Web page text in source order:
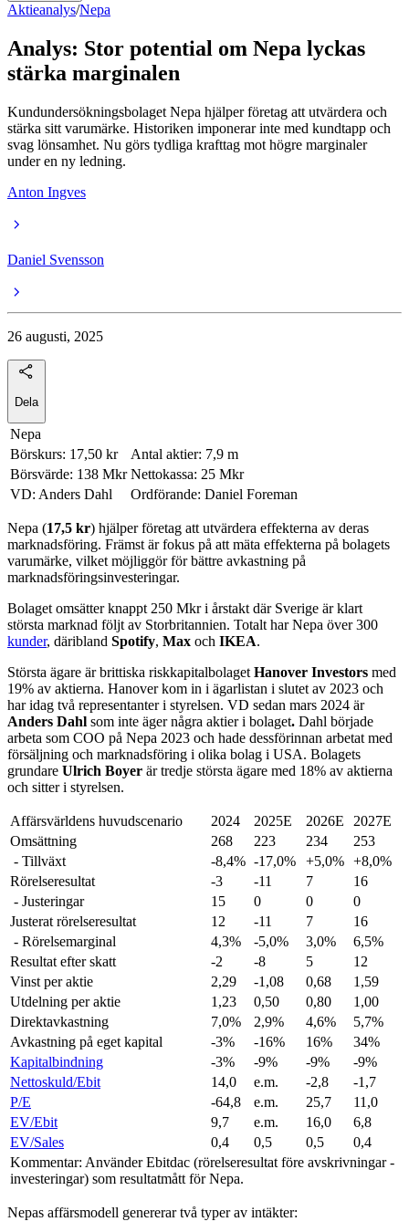
Aktieanalys/Nepa
Analys: Stor potential om Nepa lyckas
stärka marginalen
Kundundersökningsbolaget Nepa hjälper företag att utvärdera och
stärka sitt varumärke. Historiken imponerar inte med kundtapp och
svag lönsamhet. Nu görs tydliga krafttag mot högre marginaler
under en ny ledning.
Anton Ingves
Daniel Svensson
26 augusti, 2025
Dela
Nepa
Börskurs: 17,50 kr
Antal aktier: 7,9 m
Börsvärde: 138 Mkr Nettokassa: 25 Mkr
VD: Anders Dahl
Ordförande: Daniel Foreman
Nepa (17,5 kr) hjälper företag att utvärdera effekterna av deras
marknadsföring. Främst är fokus på att mäta effekterna på bolagets
varumärke, vilket möjliggör för bättre avkastning på
marknadsföringsinvesteringar.
Bolaget omsätter knappt 250 Mkr i årstakt där Sverige är klart
största marknad följt av Storbritannien. Totalt har Nepa över 300
kunder, däribland Spotify, Max och IKEA.
Största ägare är brittiska riskkapitalbolagetHanover Investors med
19% av aktierna. Hanover kom in i ägarlistan i slutet av 2023 och
har idag två representanter i styrelsen. VD sedan mars 2024 är
Anders Dahl som inte äger några aktier i bolaget. Dahl började
arbeta som COO på Nepa 2023 och hade dessförinnan arbetat med
försäljning och marknadsföring i olika bolag i USA. Bolagets
grundare Ulrich Boyer är tredje största ägare med 18% av aktierna
och sitter i styrelsen.
Affärsvärldens huvudscenario 2024 2025E 2026E
2027E
Omsättning
268 223 234
253
- Tillväxt
-8,4% -17,0% +5,0% +8,0%
Rörelseresultat
-3 -11 7
16
- Justeringar
15 0 0
0
Justerat rörelseresultat
12 -11 7
16
- Rörelsemarginal
4,3% -5,0% 3,0%
6,5%
Resultat efter skatt
-2 -8 5
12
Vinst per aktie
2,29 -1,08 0,68
1,59
Utdelning per aktie
1,23 0,50 0,80
1,00
Direktavkastning
7,0% 2,9% 4,6%
5,7%
Avkastning på eget kapital
-3% -16% 16%
34%
Kapitalbindning
-3% -9% -9%
-9%
Nettoskuld/Ebit
14,0 e.m. -2,8
-1,7
P/E
-64,8 e.m. 25,7
11,0
EV/Ebit
9,7 e.m. 16,0
6,8
EV/Sales
0,4 0,5 0,5
0,4
Kommentar: Använder Ebitdac (rörelseresultat före avskrivningar -
investeringar) som resultatmått för Nepa.
Nepas affärsmodell genererar två typer av intäkter: